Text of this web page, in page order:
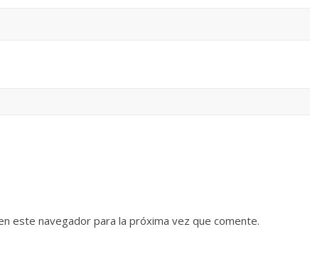
este navegador para la próxima vez que comente.